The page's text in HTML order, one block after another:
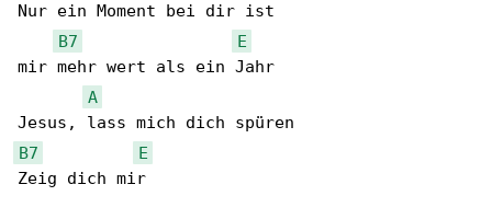
Nur ein Moment bei dir ist
B7
E
mir mehr wert als ein Jahr
A
B7
E
Zeig dich mir